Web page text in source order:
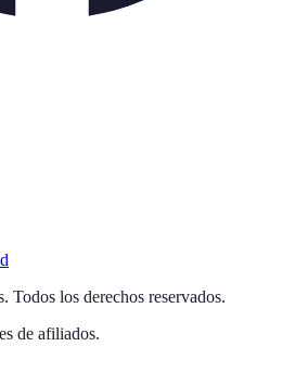
. Todos los derechos reservados.
de afiliados.